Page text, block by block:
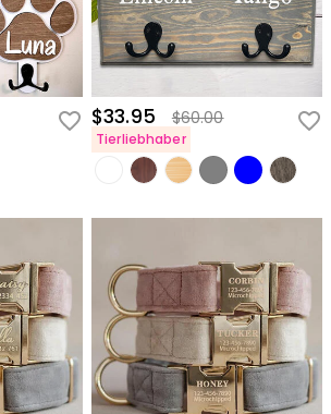
$33.95 $60.00
Tierliebhaber